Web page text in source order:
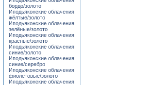
бордо/золото
Иподьяконские облачения
жёлтые/золото
Иподьяконские облачения
зелёные/золото
Иподьяконские облачения
красные/золото
Иподьяконские облачения
синие/золото
Иподьяконские облачения
синие/серебро
Иподьяконские облачения
фиолетовые/золото
Иподьяконские облачения